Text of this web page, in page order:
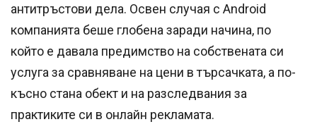
антитръстови дела. Освен случая с Android
компанията беше глобена заради начина, по
който е давала предимство на собствената си
услуга за сравняване на цени в търсачката, а по-
късно стана обект и на разследвания за
практиките си в онлайн рекламата.